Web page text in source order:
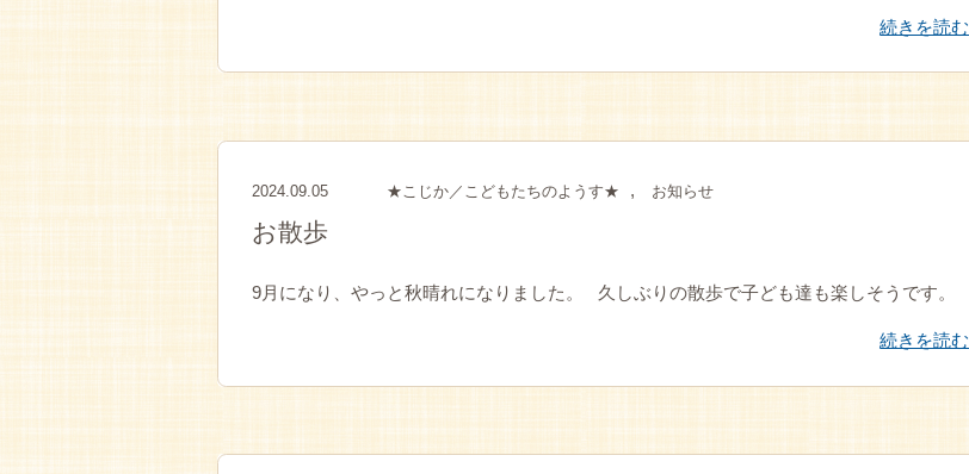
続きを読む
2024.09.05 ★こじか／こどもたちのようす★ , お知らせ
お散歩
9月になり、やっと秋晴れになりました。 久しぶりの散歩で子ども達も楽しそうです。
続きを読む